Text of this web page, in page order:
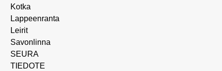
Kotka
Lappeenranta
Leirit
Savonlinna
SEURA
TIEDOTE